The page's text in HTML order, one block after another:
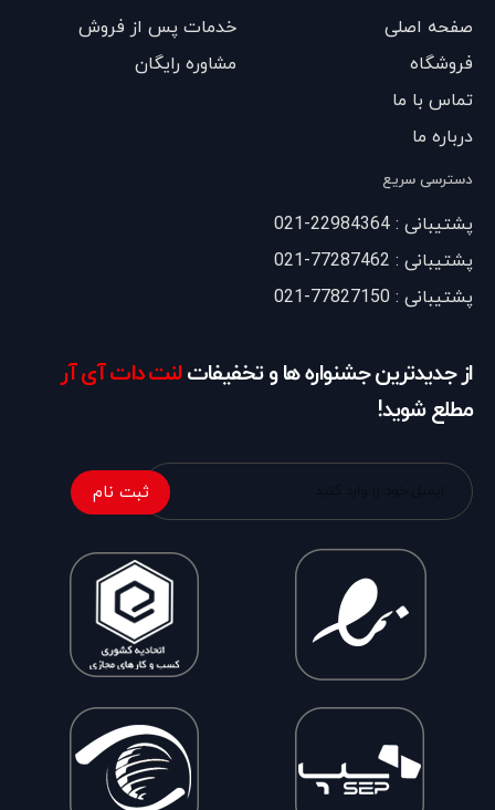
صفحه اصلی
فروشگاه
تماس با ما
درباره ما
خدمات پس از فروش
مشاوره رایگان
دسترسی سریع
پشتیبانی : 22984364-021
پشتیبانی : 77287462-021
پشتیبانی : 77827150-021
از جدیدترین جشنواره ها و تخفیفاتلنت دات آی آر
مطلع شوید!
ثبت نام